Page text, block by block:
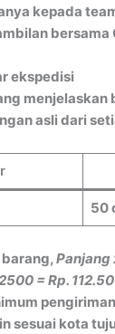
kepada
bersama
ekspedisi
asli dari
50
barang,Panjang
= Rp.
sesuai kota